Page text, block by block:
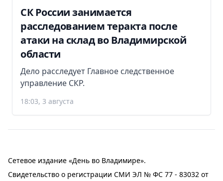
СК России занимается
расследованием теракта после
атаки на склад во Владимирской
области
Дело расследует Главное следственное
управление СКР.
18:03, 3 августа
Сетевое издание «День во Владимире».
Свидетельство о регистрации СМИ ЭЛ № ФС 77 - 83032 от